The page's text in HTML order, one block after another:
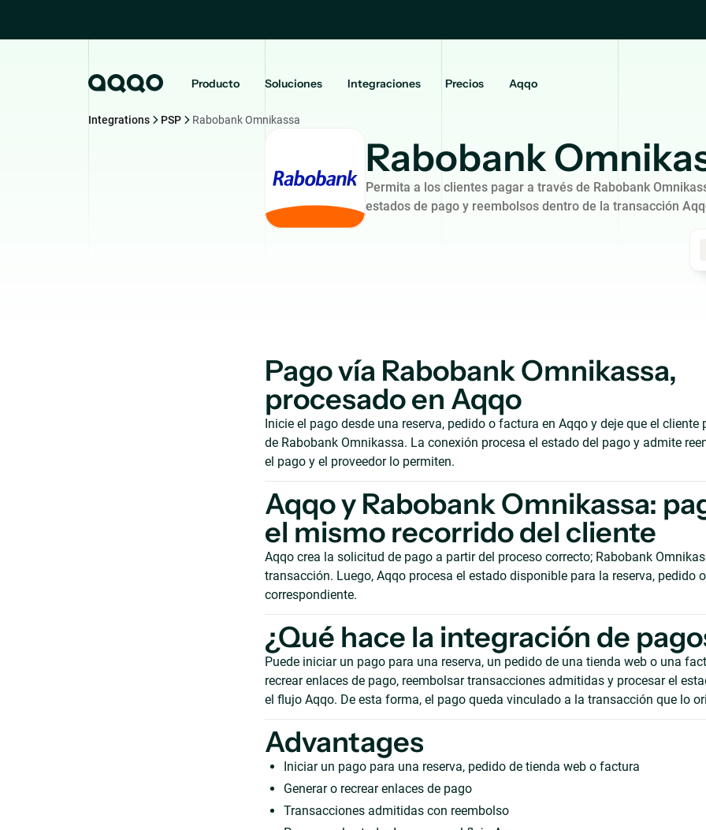
Producto Soluciones Integraciones Precios Aqqo
Integrations PSP Rabobank Omnikassa
Rabobank
Permita a los clientes pagar a través de Rabobank
estados de pago y reembolsos dentro de la transacción
Pago vía Rabobank Omnikassa,
procesado en Aqqo
Inicie el pago desde una reserva, pedido o factura en Aqqo y deje que el cliente
de Rabobank Omnikassa. La conexión procesa el estado del pago y admite
el pago y el proveedor lo permiten.
Aqqo y Rabobank Omnikassa:
el mismo recorrido del cliente
Aqqo crea la solicitud de pago a partir del proceso correcto; Rabobank
transacción. Luego, Aqqo procesa el estado disponible para la reserva, pedido
correspondiente.
¿Qué hace la integración de
Puede iniciar un pago para una reserva, un pedido de una tienda web o una
recrear enlaces de pago, reembolsar transacciones admitidas y procesar el
el flujo Aqqo. De esta forma, el pago queda vinculado a la transacción que lo
Advantages
Iniciar un pago para una reserva, pedido de tienda web o factura
Generar o recrear enlaces de pago
Transacciones admitidas con reembolso